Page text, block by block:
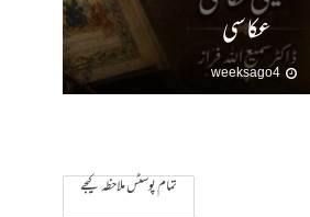
عکاسی
4 weeks ago
تمام پوسٹس ملاحظہ کیجے